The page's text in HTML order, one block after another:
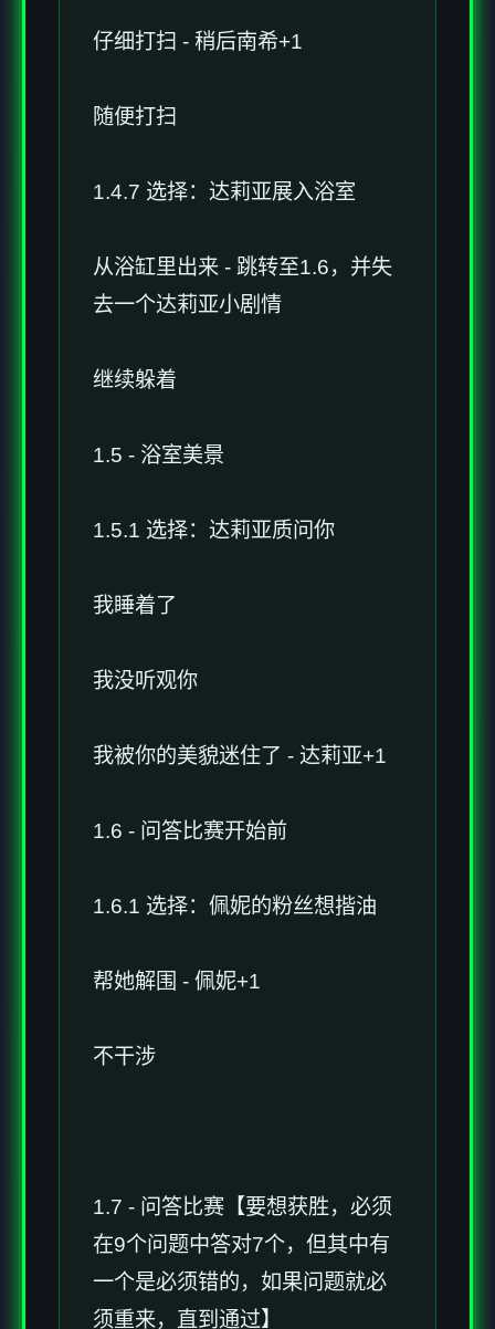
仔细打扫 - 稍后南希+1
随便打扫
1.4.7 选择：达莉亚展入浴室
从浴缸里出来 - 跳转至1.6，并失
去一个达莉亚小剧情
继续躲着
1.5 - 浴室美景
1.5.1 选择：达莉亚质问你
我睡着了
我没听观你
我被你的美貌迷住了 - 达莉亚+1
1.6 - 问答比赛开始前
1.6.1 选择：佩妮的粉丝想揩油
帮她解围 - 佩妮+1
不干涉
1.7 - 问答比赛【要想获胜，必须
在9个问题中答对7个，但其中有
一个是必须错的，如果问题就必
须重来，直到通过】